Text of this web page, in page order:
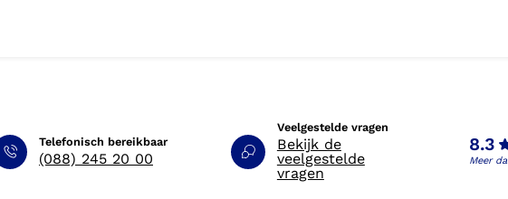
Telefonisch bereikbaar
(088) 245 20 00
Veelgestelde vragen
Bekijk de
veelgestelde
vragen
8.3
Meer